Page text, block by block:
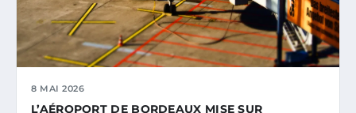
8 MAI 2026
L’AÉROPORT DE BORDEAUX MISE SUR